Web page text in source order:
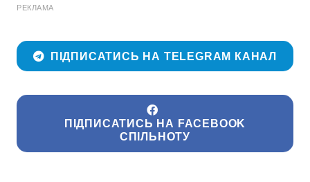
РЕКЛАМА
ПІДПИСАТИСЬ НА TELEGRAM КАНАЛ
ПІДПИСАТИСЬ НА FACEBOOK
СПІЛЬНОТУ